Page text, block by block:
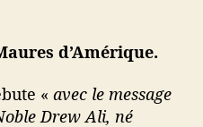
d’Amérique.
« avec le message
Drew Ali, né